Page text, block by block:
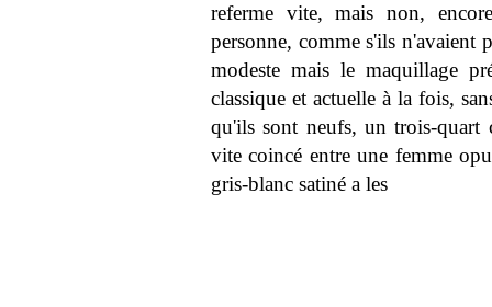
referme vite, mais non,
personne, comme s'ils n'avaient
modeste mais le maquillage
classique et actuelle à la fois,
qu'ils sont neufs, un trois-quart
vite coincé entre une femme
gris-blanc satiné a les